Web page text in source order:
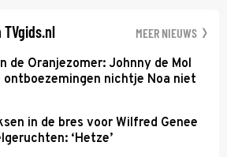
MEER NIEUWS
de Oranjezomer: Johnny de Mol
nichtje Noa niet
in de bres voor Wilfred Genee
‘Hetze’